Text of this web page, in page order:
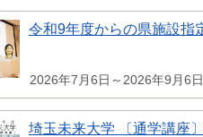
令和9年度からの県施設指
2026年7月6日～2026年9月6日
埼玉未来大学 〔通学講座